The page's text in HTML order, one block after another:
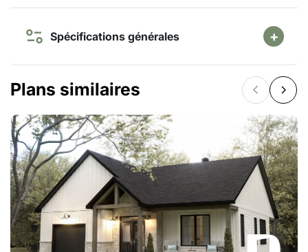
Spécifications générales
Plans similaires